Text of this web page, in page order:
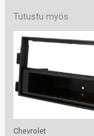
Tutustu myös
Chevrolet